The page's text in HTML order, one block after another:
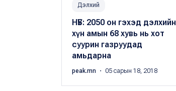
Дэлхий
НҮБ: 2050 он гэхэд дэлхийн
хүн амын 68 хувь нь хот
суурин газруудад
амьдарна
peak.mn ・ 05 сарын 18, 2018